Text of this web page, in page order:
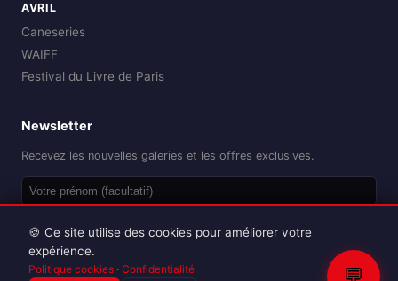
AVRIL
Caneseries
WAIFF
Festival du Livre de Paris
Newsletter
Recevez les nouvelles galeries et les offres exclusives.
💬
🍪 Ce site utilise des cookies pour améliorer votre
expérience.
Politique cookies · Confidentialité